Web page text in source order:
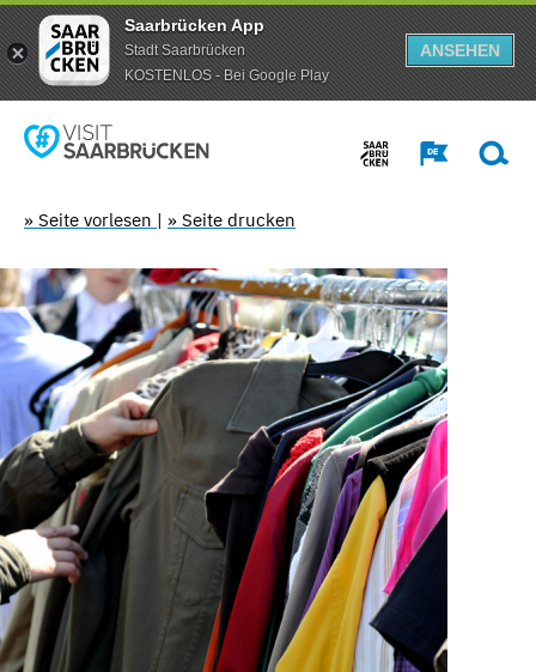
Saarbrücken App
Stadt Saarbrücken
KOSTENLOS - Bei Google Play
ANSEHEN
» Seite vorlesen | » Seite drucken